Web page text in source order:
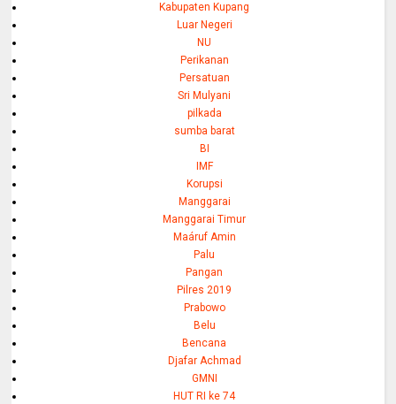
Kabupaten Kupang
Luar Negeri
NU
Perikanan
Persatuan
Sri Mulyani
pilkada
sumba barat
BI
IMF
Korupsi
Manggarai
Manggarai Timur
Maáruf Amin
Palu
Pangan
Pilres 2019
Prabowo
Belu
Bencana
Djafar Achmad
GMNI
HUT RI ke 74